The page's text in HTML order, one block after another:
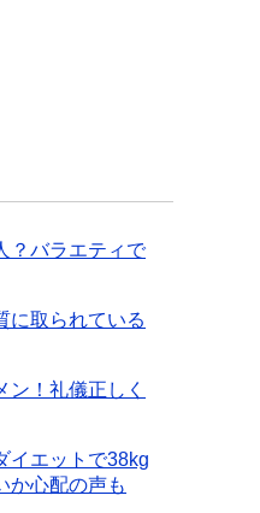
？バラエティで
に取られている
ン！礼儀正しく
イエットで38kg
か心配の声も